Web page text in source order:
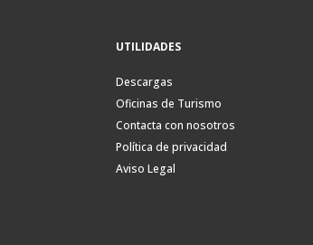
UTILIDADES
Descargas
Oficinas de Turismo
Contacta con nosotros
Política de privacidad
Aviso Legal